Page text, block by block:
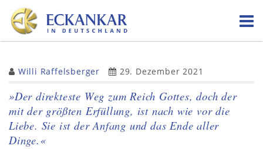
Skip
content
Willi Raffelsberger 29. Dezember 2021
»Der direkteste Weg zum Reich Gottes, doch der
mit der größten Erfüllung, ist nach wie vor die
Liebe. Sie ist der Anfang und das Ende aller
Dinge.«